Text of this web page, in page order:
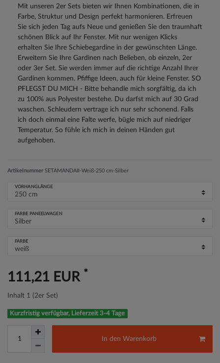
Mit unseren 2er Sets bieten wir Ihnen Kombinationen, die in
Farbe, Struktur und Design perfekt harmonieren. Erfreuen
Sie sich jeden Tag aufs Neue und genießen Sie den traumhaft
schönen Blick auf Ihr Fenster. Mit nur wenigen Klicks
erhalten Sie Ihre Schiebegardine in der gewünschten Länge.
Erweitern Sie Ihre Gardinen nach Belieben, ob einzeln, 2er
oder 3er Set. Sie werden immer auf die richtige Anzahl Ihrer
Gardinen kommen. Pfiffige Ideen, auch für kleine Fenster. SO
PFLEGST DU MICH - Bitte behandle mich sorgfältig, da ich
zu 100% aus Polyester bestehe. Du darfst mich auf 30 Grad
waschen. Schleudern vertrage ich nur sehr schonend. Falls
ich doch einmal eine Falte werfe, bügle mich auf niedriger
Temperatur. So fühle ich mich in deinen Händen gut
aufgehoben.
Artikelnummer SETAMANDAII-Weiß-250 cm-Silber
VORHANGLÄNGE
FARBE PANEELWAGEN
FARBE
111,21 EUR *
Inhalt 1 (2er Set)
Kurzfristig verfügbar, Lieferzeit 3-4 Tage
In den Warenkorb